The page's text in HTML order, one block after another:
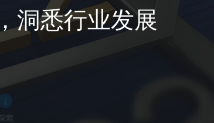
洞悉行业发展